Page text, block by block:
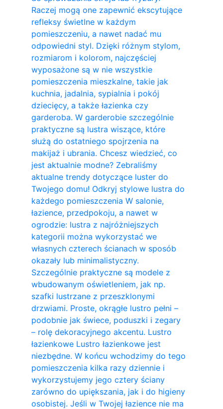
Raczej mogą one zapewnić ekscytujące
refleksy świetlne w każdym
pomieszczeniu, a nawet nadać mu
odpowiedni styl. Dzięki różnym stylom,
rozmiarom i kolorom, najczęściej
wyposażone są w nie wszystkie
pomieszczenia mieszkalne, takie jak
kuchnia, jadalnia, sypialnia i pokój
dziecięcy, a także łazienka czy
garderoba. W garderobie szczególnie
praktyczne są lustra wiszące, które
służą do ostatniego spojrzenia na
makijaż i ubrania. Chcesz wiedzieć, co
jest aktualnie modne? Zebraliśmy
aktualne trendy dotyczące luster do
Twojego domu! Odkryj stylowe lustra do
każdego pomieszczenia W salonie,
łazience, przedpokoju, a nawet w
ogrodzie: lustra z najróżniejszych
kategorii można wykorzystać we
własnych czterech ścianach w sposób
okazały lub minimalistyczny.
Szczególnie praktyczne są modele z
wbudowanym oświetleniem, jak np.
szafki lustrzane z przeszklonymi
drzwiami. Proste, okrągłe lustro pełni –
podobnie jak świece, poduszki i zegary
– rolę dekoracyjnego akcentu. Lustro
łazienkowe Lustro łazienkowe jest
niezbędne. W końcu wchodzimy do tego
pomieszczenia kilka razy dziennie i
wykorzystujemy jego cztery ściany
zarówno do upiększania, jak i do higieny
osobistej. Jeśli w Twojej łazience nie ma